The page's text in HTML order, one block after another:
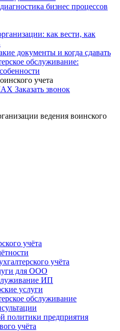
бизнес процессов
как вести, как
документы и когда сдавать
обслуживание:
учета
Заказать звонок
ведения воинского
учёта
учёта
для ООО
ИП
услуги
обслуживание
политики предприятия
учёта